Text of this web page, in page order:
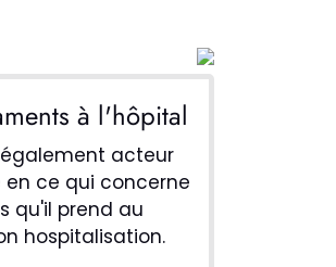
à l'hôpital
acteur
ce qui concerne
qu'il prend au
hospitalisation.